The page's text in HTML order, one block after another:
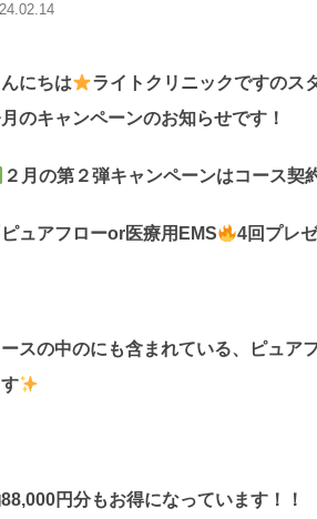
にちは
ライトクリニックですのス
のキャンペーンのお知らせです！
２月の第２弾キャンペーンはコース契
ュアフローor医療用EMS 4回プレ
スの中のにも含まれている、ピュア
円分もお得になっています！！